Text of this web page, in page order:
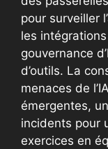
pour surveiller
les
gouvernance
d’outils. La
menaces de
émergentes,
incidents pour
exercices en